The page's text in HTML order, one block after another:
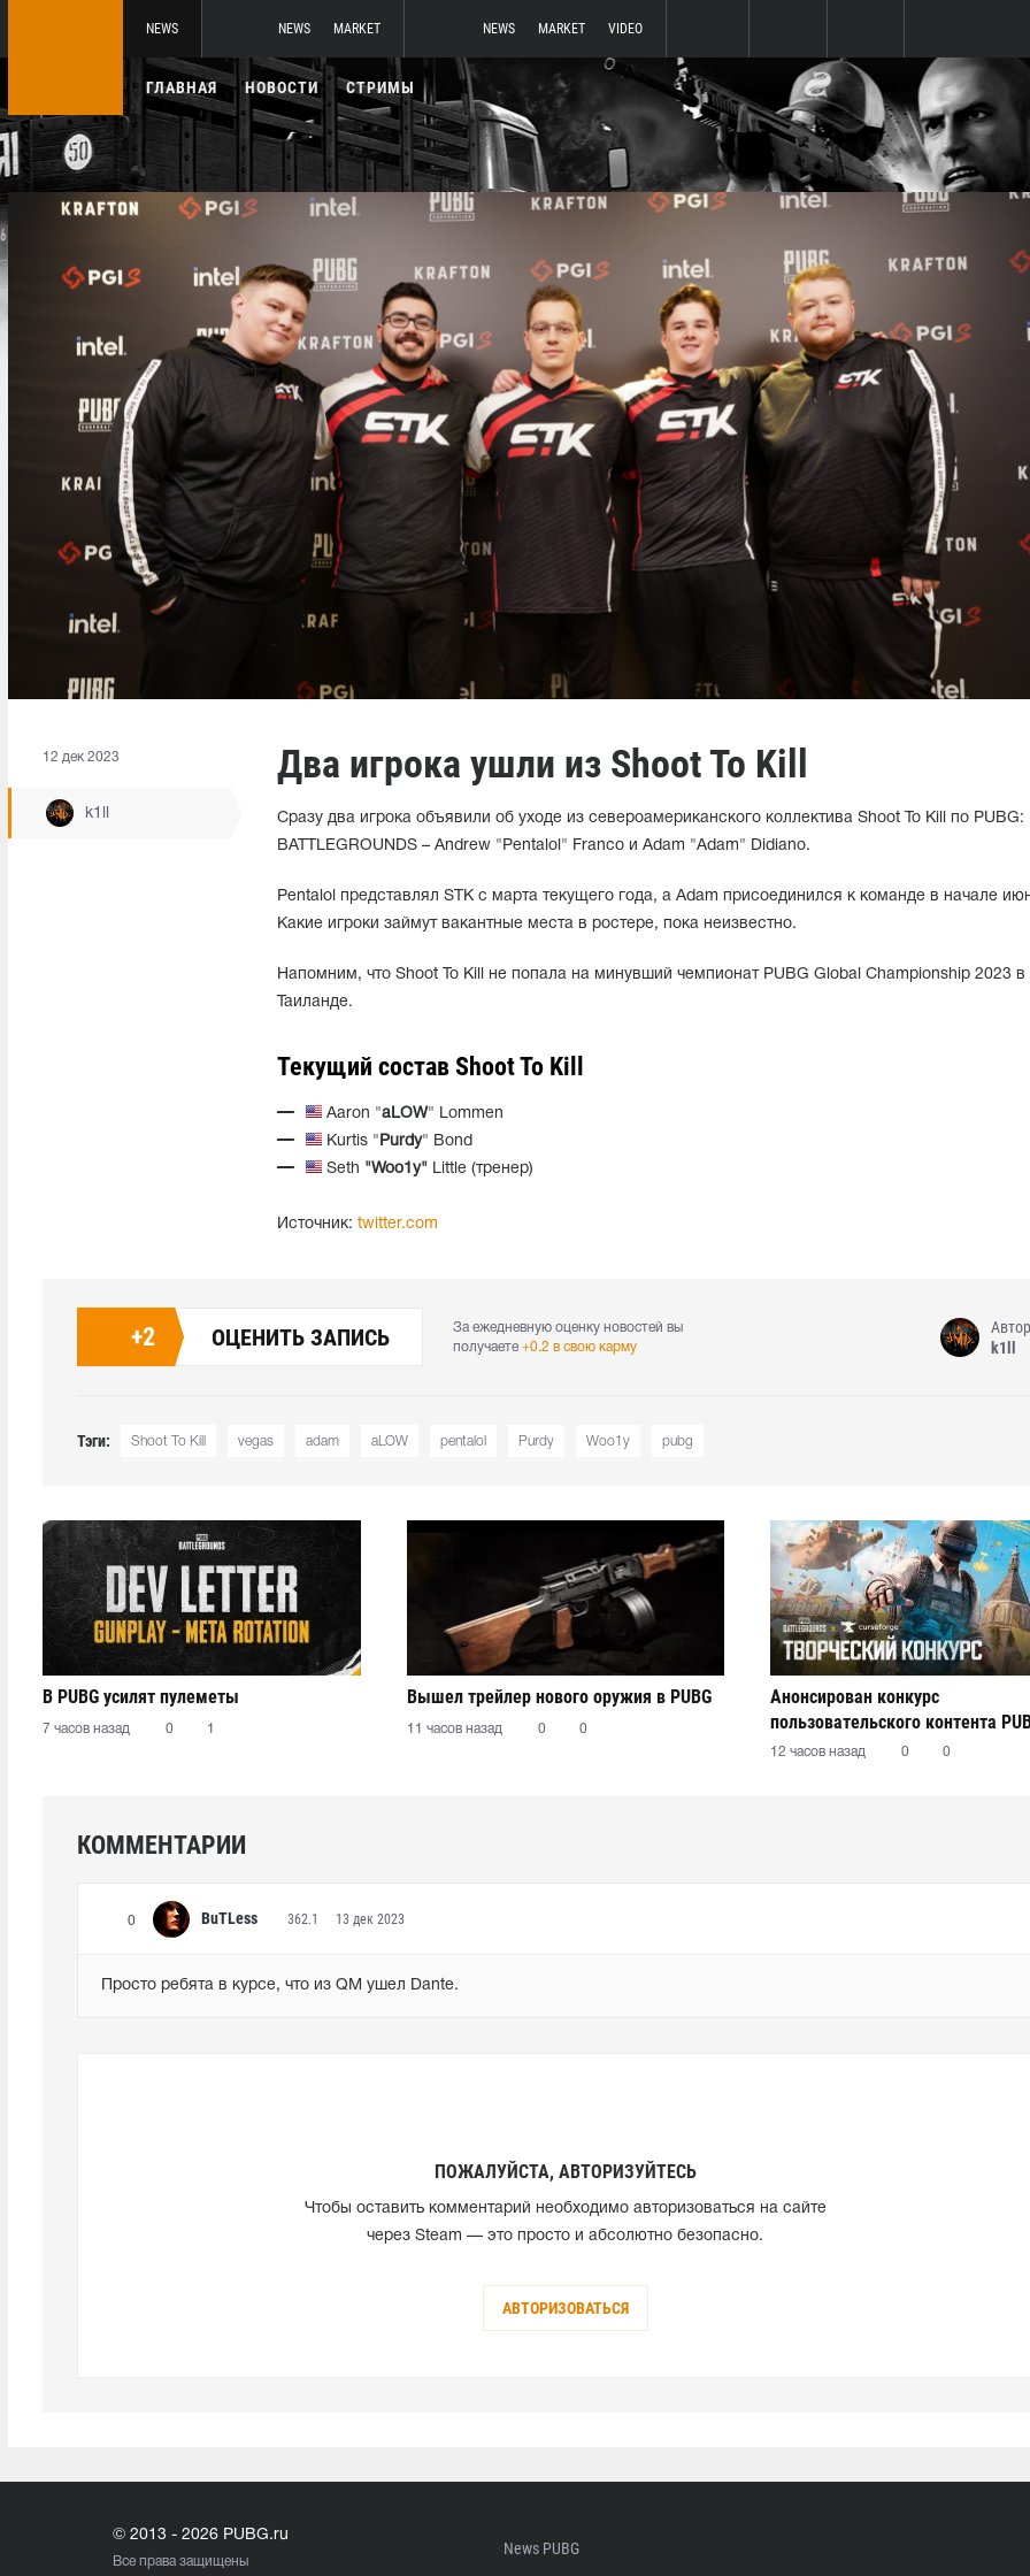
NEWS NEWS MARKET NEWS MARKET VIDEO
ГЛАВНАЯ НОВОСТИ СТРИМЫ
12 дек 2023
k1ll
Два игрока ушли из Shoot To Kill
Сразу два игрока объявили об уходе из североамериканского коллектива Shoot To Kill по PUBG:
BATTLEGROUNDS – Andrew "Pentalol" Franco и Adam "Adam" Didiano.
Pentalol представлял STK с марта текущего года, а Adam присоединился к команде в начале
Какие игроки займут вакантные места в ростере, пока неизвестно.
Напомним, что Shoot To Kill не попала на минувший чемпионат PUBG Global Championship 2023 в
Таиланде.
Текущий состав Shoot To Kill
Aaron "aLOW" Lommen
Kurtis " Purdy" Bond
Seth "Woo1y" Little (тренер)
Источник: twitter.com
+2 ОЦЕНИТЬ ЗАПИСЬ
За ежедневную оценку новостей вы
получаете +0.2 в свою карму
Автор
k1ll
Тэги: Shoot To Kill vegas adam aLOW pentalol Purdy Woo1y pubg
В PUBG усилят пулеметы
7 часов назад 0 1
Вышел трейлер нового оружия в PUBG
11 часов назад 0 0
Анонсирован конкурс
пользовательского контента
12 часов назад 0 0
КОММЕНТАРИИ
0 BuTLess 362.1 13 дек 2023
Просто ребята в курсе, что из QM ушел Dante.
ПОЖАЛУЙСТА, АВТОРИЗУЙТЕСЬ
Чтобы оставить комментарий необходимо авторизоваться на сайте
через Steam — это просто и абсолютно безопасно.
АВТОРИЗОВАТЬСЯ
© 2013 - 2026 PUBG.ru
Все права защищены
News PUBG